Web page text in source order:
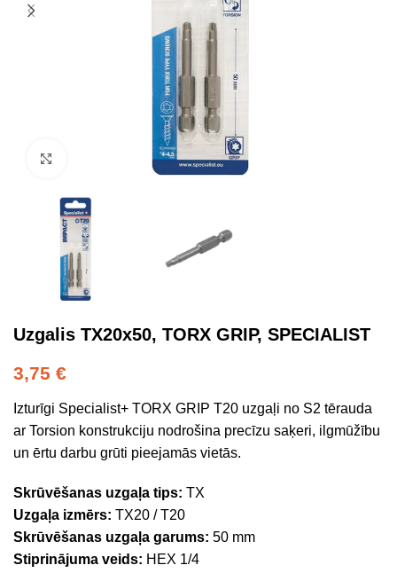
Click to enlarge
Uzgalis TX20x50, TORX GRIP, SPECIALIST
3,75 €
Izturīgi Specialist+ TORX GRIP T20 uzgaļi no S2 tērauda
ar Torsion konstrukciju nodrošina precīzu saķeri, ilgmūžību
un ērtu darbu grūti pieejamās vietās.
Skrūvēšanas uzgaļa tips: TX
Uzgaļa izmērs: TX20 / T20
Skrūvēšanas uzgaļa garums: 50 mm
Stiprinājuma veids: HEX 1/4